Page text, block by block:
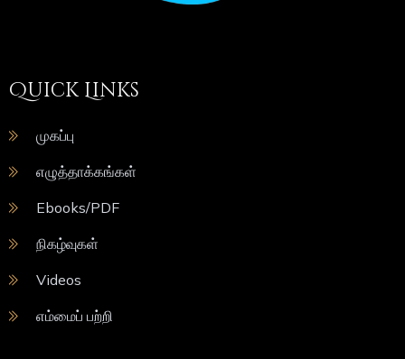
Quick Links
முகப்பு
எழுத்தாக்கங்கள்
Ebooks/PDF
நிகழ்வுகள்
Videos
எம்மைப் பற்றி